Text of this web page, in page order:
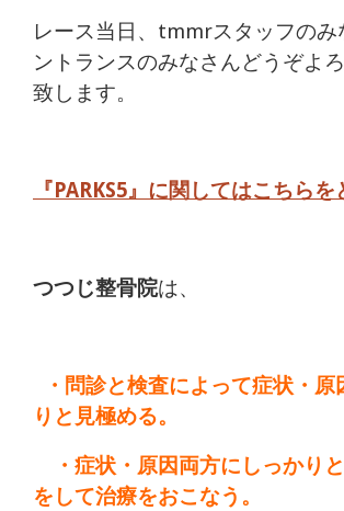
レース当日、tmmrスタッフのみ
ントランスのみなさんどうぞよ
致します。
『PARKS5』に関してはこちらを
つつじ整骨院は、
・問診と検査によって症状・原
りと見極める。
・症状・原因両方にしっかり
をして治療をおこなう。